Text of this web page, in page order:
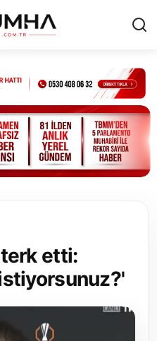
terk etti:
istiyorsunuz?'